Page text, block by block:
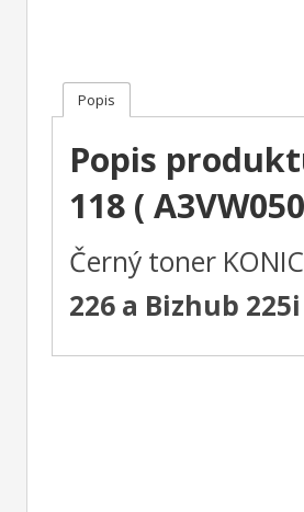
Popis
Popis
118 (
Černý toner
226 a Bizhub 225i